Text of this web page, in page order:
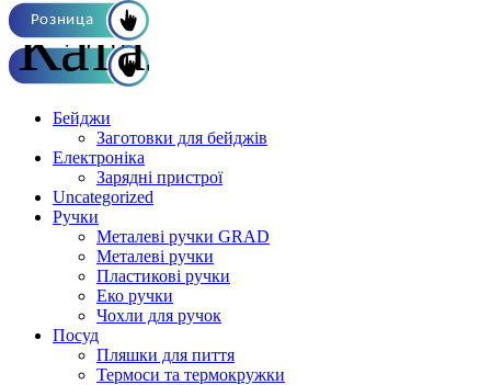
Розница
Каталог ОПТ
Бейджи
Заготовки для бейджів
Електроніка
Зарядні пристрої
Uncategorized
Ручки
Металеві ручки GRAD
Металеві ручки
Пластикові ручки
Еко ручки
Чохли для ручок
Посуд
Пляшки для пиття
Термоси та термокружки